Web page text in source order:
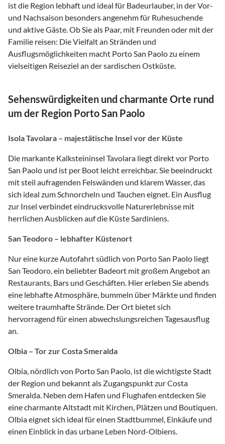
ist die Region lebhaft und ideal für Badeurlauber, in der Vor-
und Nachsaison besonders angenehm für Ruhesuchende
und aktive Gäste. Ob Sie als Paar, mit Freunden oder mit der
Familie reisen: Die Vielfalt an Stränden und
Ausflugsmöglichkeiten macht Porto San Paolo zu einem
vielseitigen Reiseziel an der sardischen Ostküste.
Sehenswürdigkeiten und charmante Orte rund
um der Region Porto San Paolo
Isola Tavolara – majestätische Insel vor der Küste
Die markante Kalksteininsel Tavolara liegt direkt vor Porto
San Paolo und ist per Boot leicht erreichbar. Sie beeindruckt
mit steil aufragenden Felswänden und klarem Wasser, das
sich ideal zum Schnorcheln und Tauchen eignet. Ein Ausflug
zur Insel verbindet eindrucksvolle Naturerlebnisse mit
herrlichen Ausblicken auf die Küste Sardiniens.
San Teodoro – lebhafter Küstenort
Nur eine kurze Autofahrt südlich von Porto San Paolo liegt
San Teodoro, ein beliebter Badeort mit großem Angebot an
Restaurants, Bars und Geschäften. Hier erleben Sie abends
eine lebhafte Atmosphäre, bummeln über Märkte und finden
weitere traumhafte Strände. Der Ort bietet sich
hervorragend für einen abwechslungsreichen Tagesausflug
an.
Olbia – Tor zur Costa Smeralda
Olbia, nördlich von Porto San Paolo, ist die wichtigste Stadt
der Region und bekannt als Zugangspunkt zur Costa
Smeralda. Neben dem Hafen und Flughafen entdecken Sie
eine charmante Altstadt mit Kirchen, Plätzen und Boutiquen.
Olbia eignet sich ideal für einen Stadtbummel, Einkäufe und
einen Einblick in das urbane Leben Nord-Olbiens.